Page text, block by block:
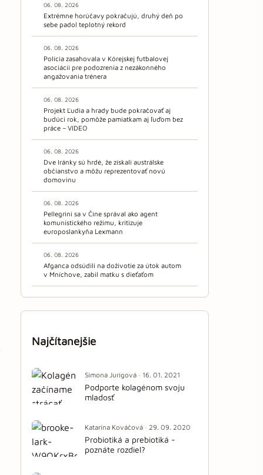
06. 08. 2026
Extrémne horúčavy pokračujú, druhý deň po
sebe padol teplotný rekord
06. 08. 2026
Polícia zasahovala v Kórejskej futbalovej
asociácii pre podozrenia z nezákonného
angažovania trénera
06. 08. 2026
Projekt Ľudia a hrady bude pokračovať aj
budúci rok, pomôže pamiatkam aj ľuďom bez
práce – VIDEO
06. 08. 2026
Dve Iránky sú hrdé, že získali austrálske
občianstvo a môžu reprezentovať novú
domovinu
06. 08. 2026
Pellegrini sa v Číne správal ako agent
komunistického režimu, kritizuje
europoslankyňa Lexmann
06. 08. 2026
Afganca odsúdili na doživotie za útok autom
v Mníchove, zabil matku s dieťaťom
Najčítanejšie
Simona Jurigová · 16. 01. 2021
Podporte kolagénom svoju
mladosť
Katarína Kováčová · 29. 09. 2020
Probiotiká a prebiotiká -
poznáte rozdiel?